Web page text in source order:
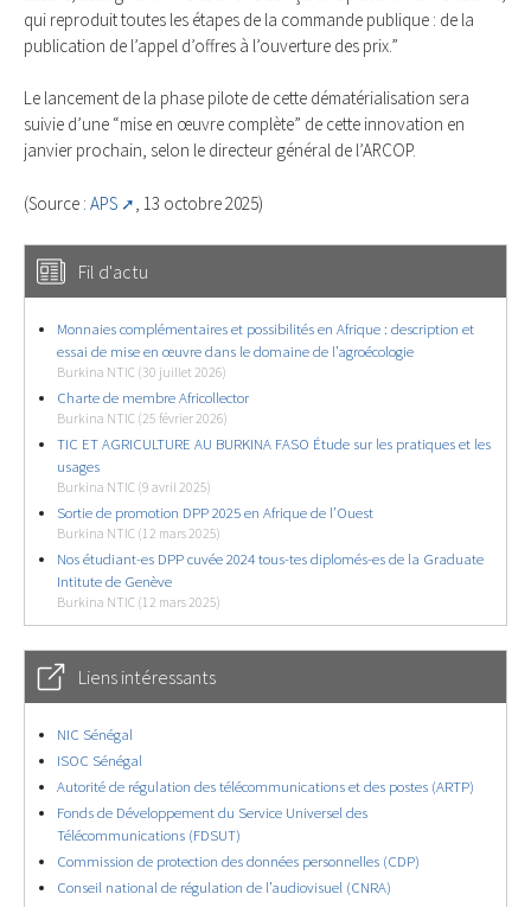
qui reproduit toutes les étapes de la commande publique : de la
publication de l’appel d’offres à l’ouverture des prix.”
Le lancement de la phase pilote de cette dématérialisation sera
suivie d’une “mise en œuvre complète” de cette innovation en
janvier prochain, selon le directeur général de l’ARCOP.
(Source : APS , 13 octobre 2025)
Fil d'actu
Monnaies complémentaires et possibilités en Afrique : description et
essai de mise en œuvre dans le domaine de l’agroécologie
Burkina NTIC (30 juillet 2026)
Charte de membre Africollector
Burkina NTIC (25 février 2026)
TIC ET AGRICULTURE AU BURKINA FASO Étude sur les pratiques et les
usages
Burkina NTIC (9 avril 2025)
Sortie de promotion DPP 2025 en Afrique de l’Ouest
Burkina NTIC (12 mars 2025)
Nos étudiant-es DPP cuvée 2024 tous-tes diplomés-es de la Graduate
Intitute de Genève
Burkina NTIC (12 mars 2025)
Liens intéressants
NIC Sénégal
ISOC Sénégal
Autorité de régulation des télécommunications et des postes (ARTP)
Fonds de Développement du Service Universel des
Télécommunications (FDSUT)
Commission de protection des données personnelles (CDP)
Conseil national de régulation de l’audiovisuel (CNRA)